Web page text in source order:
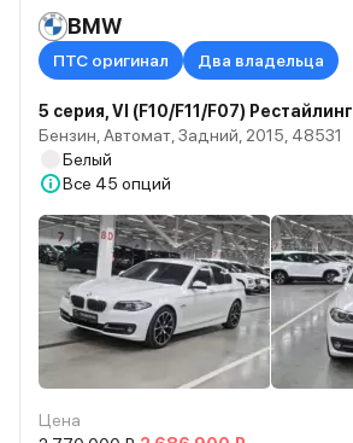
BMW
ПТС оригинал Два владельца
5 серия, VI (F10/F11/F07) Рестайлинг
Бензин, Автомат, Задний, 2015, 48531
Белый
Все 45 опций
Цена